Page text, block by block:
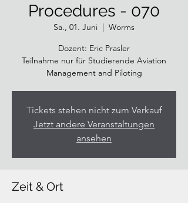
Procedures - 070
Sa., 01. Juni
  |
Worms
Dozent: Eric Prasler
Teilnahme nur für Studierende Aviation
Management and Piloting
Tickets stehen nicht zum Verkauf
Jetzt andere Veranstaltungen
ansehen
Zeit & Ort